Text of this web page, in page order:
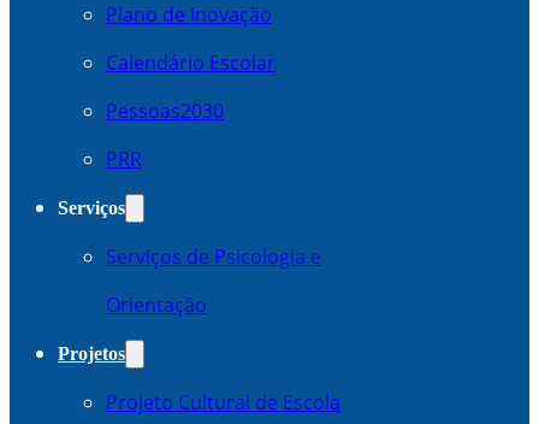
Plano de Inovação
Calendário Escolar
Pessoas2030
PRR
Serviços
Serviços de Psicologia e
Orientação
Projetos
Projeto Cultural de Escola